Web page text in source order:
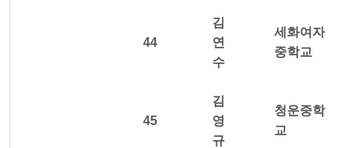
44
김
연
수
세화여자
중학교
45
김
영
규
청운중학
교